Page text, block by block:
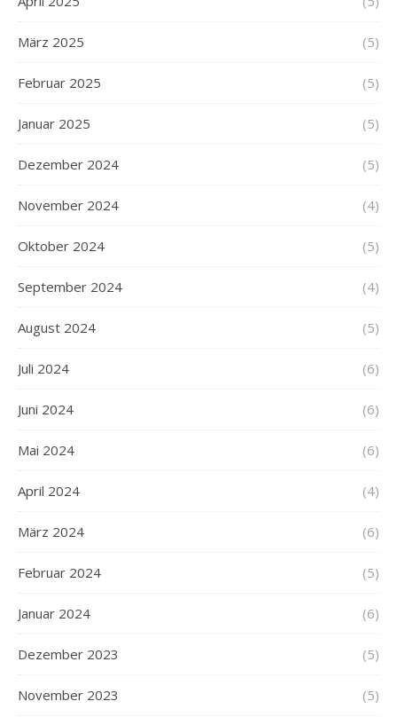
März 2025 (5)
Februar 2025 (5)
Januar 2025 (5)
Dezember 2024 (5)
November 2024 (4)
Oktober 2024 (5)
September 2024 (4)
August 2024 (5)
Juli 2024 (6)
Juni 2024 (6)
Mai 2024 (6)
April 2024 (4)
März 2024 (6)
Februar 2024 (5)
Januar 2024 (6)
Dezember 2023 (5)
November 2023 (5)